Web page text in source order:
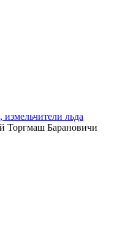
льда
Торгмаш Барановичи